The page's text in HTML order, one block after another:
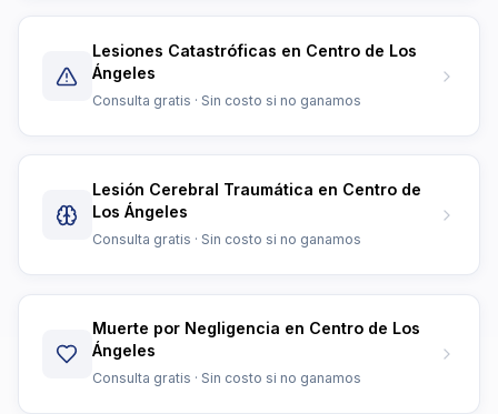
Lesiones Catastróficas en Centro de Los
Ángeles
Consulta gratis · Sin costo si no ganamos
Lesión Cerebral Traumática en Centro de
Los Ángeles
Consulta gratis · Sin costo si no ganamos
Muerte por Negligencia en Centro de Los
Ángeles
Consulta gratis · Sin costo si no ganamos